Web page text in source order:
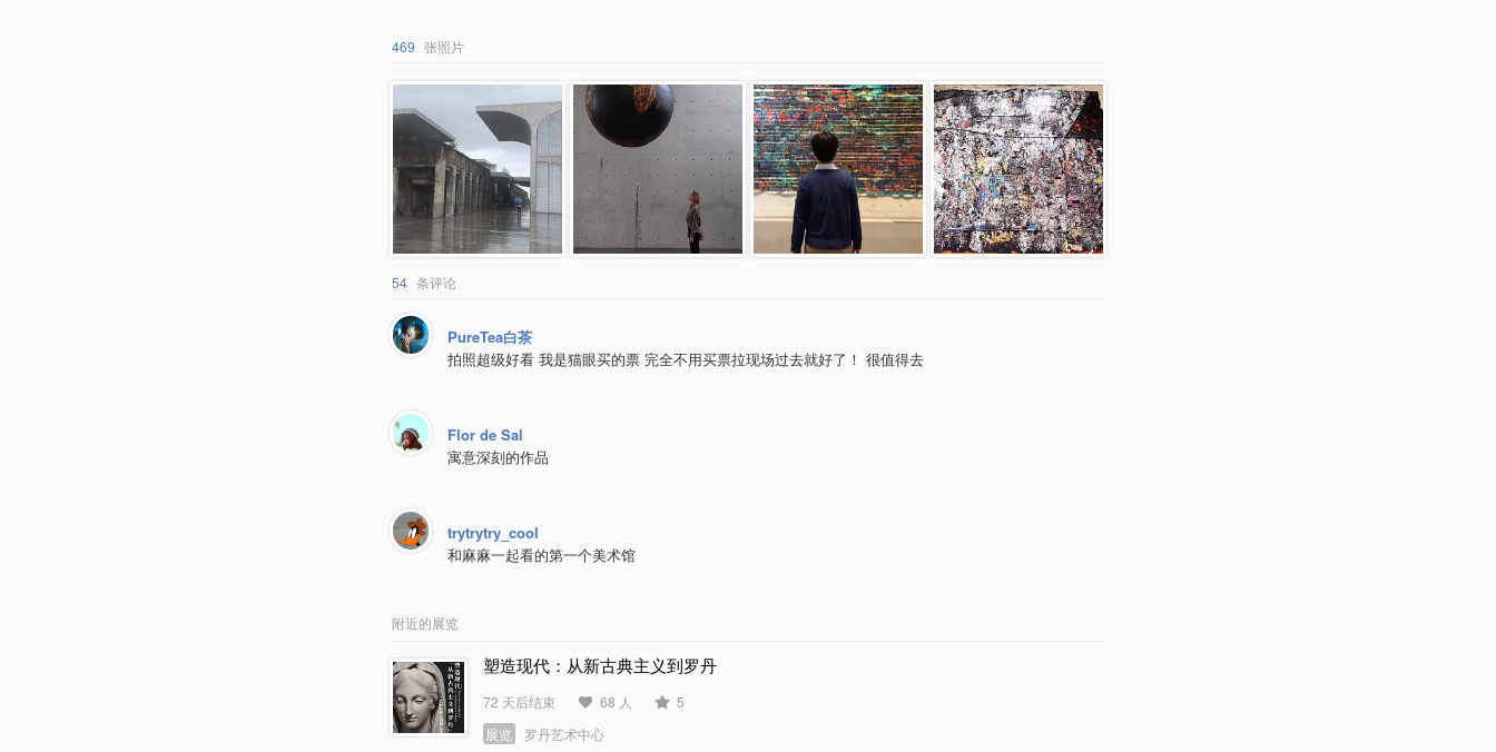
469 张照片
54 条评论
PureTea白茶
拍照超级好看 我是猫眼买的票 完全不用买票拉现场过去就好了！ 很值得去
Flor de Sal
寓意深刻的作品
trytrytry_cool
和麻麻一起看的第一个美术馆
附近的展览
塑造现代：从新古典主义到罗丹
72 天后结束 68 人
5
展览
罗丹艺术中心